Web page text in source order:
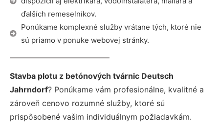
ďalších remeselníkov.
Ponúkame komplexné služby vrátane tých, ktoré nie
sú priamo v ponuke webovej stránky.
Stavba plotu z betónových tvárnic Deutsch
Jahrndorf? Ponúkame vám profesionálne, kvalitné a
zároveň cenovo rozumné služby, ktoré sú
prispôsobené vašim individuálnym požiadavkám.